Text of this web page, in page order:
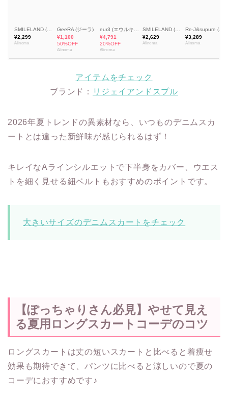
アイテムをチェック
ブランド：
リジェイアンドスプル
2026年夏トレンドの異素材なら、いつものデニムスカ
ートとは違った新鮮味が感じられるはず！
キレイなAラインシルエットで下半身をカバー、ウエス
トを細く見せる紐ベルトもおすすめのポイントです。
大きいサイズのデニムスカートをチェック
【ぽっちゃりさん必見】やせて見え
る夏用ロングスカートコーデのコツ
ロングスカートは丈の短いスカートと比べると着痩せ
効果も期待できて、パンツに比べると涼しいので夏の
コーデにおすすめです♪